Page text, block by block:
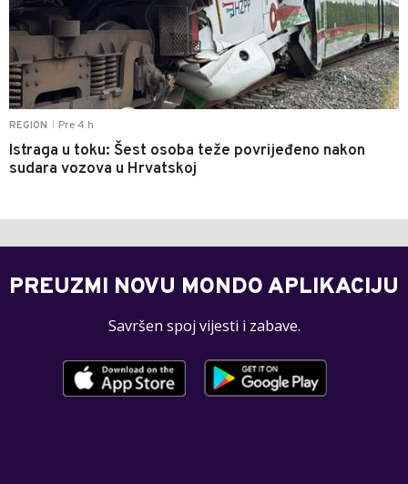
REGION Pre 4 h
Istraga u toku: Šest osoba teže povrijeđeno nakon
sudara vozova u Hrvatskoj
PREUZMI NOVU MONDO APLIKACIJU
Savršen spoj vijesti i zabave.